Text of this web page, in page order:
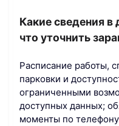
Какие сведения в
что уточнить
Расписание работы,
парковки и
ограниченными
доступных данных;
моменты по